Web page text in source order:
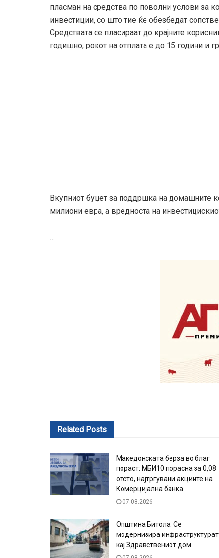
пласман на средства по поволни услови за
инвестиции, со што тие ќе обезбедат
Средствата се пласираат до крајните
годишно, рокот на отплата е до 15 години и
Вкупниот буџет за поддршка на домашните
милиони евра, а вредноста на
…
Related Posts
Македонската берза во благ
пораст: МБИ10 порасна за 0,08
отсто, најтргувани акциите на
Комерцијална банка
07.08.2026
Општина Битола: Се
модернизира
кај Здравствениот дом